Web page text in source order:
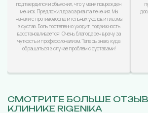
подтвердился и объяснил, что у меня поврежден
мениск. Предложил два варианта лечения. Мы
начали с противовоспалительных уколов и плазмы
в сустав. Боль постепенно уходит, подвижность
восстановливается! Очень благодарен врачу за
чуткость и профессионализм. Теперь знаю, куда
обращаться в случае проблем с суставами!
СМОТРИТЕ БОЛЬШЕ
КЛИНИКЕ RIGENIKA